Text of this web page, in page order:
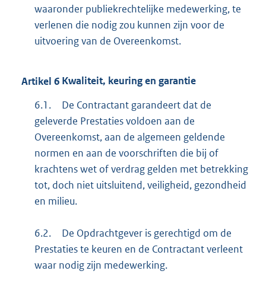
waaronder publiekrechtelijke medewerking, te
verlenen die nodig zou kunnen zijn voor de
uitvoering van de Overeenkomst.
Artikel 6 Kwaliteit, keuring en garantie
6.1.
De Contractant garandeert dat de
geleverde Prestaties voldoen aan de
Overeenkomst, aan de algemeen geldende
normen en aan de voorschriften die bij of
krachtens wet of verdrag gelden met betrekking
tot, doch niet uitsluitend, veiligheid, gezondheid
en milieu.
6.2.
De Opdrachtgever is gerechtigd om de
Prestaties te keuren en de Contractant verleent
waar nodig zijn medewerking.